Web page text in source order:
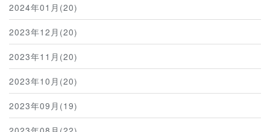
2024年01月(20)
2023年12月(20)
2023年11月(20)
2023年10月(20)
2023年09月(19)